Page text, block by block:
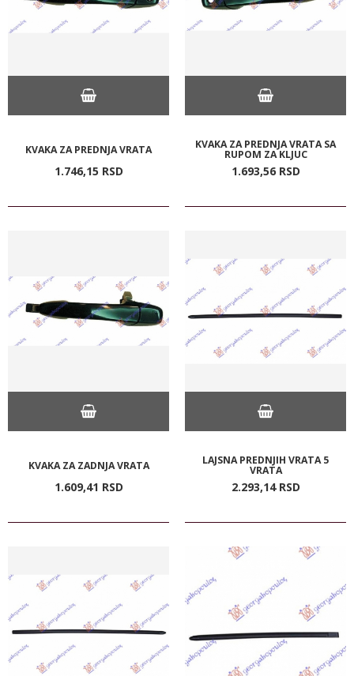
KVAKA ZA PREDNJA VRATA
1.746,15 RSD
KVAKA ZA PREDNJA VRATA SA
RUPOM ZA KLJUC
1.693,56 RSD
KVAKA ZA ZADNJA VRATA
1.609,41 RSD
LAJSNA PREDNJIH VRATA 5
VRATA
2.293,14 RSD